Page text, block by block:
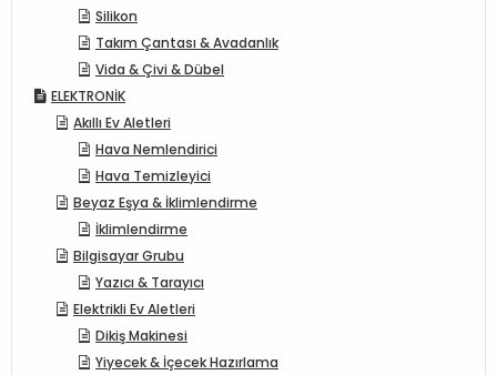
Silikon
Takım Çantası & Avadanlık
Vida & Çivi & Dübel
ELEKTRONİK
Akıllı Ev Aletleri
Hava Nemlendirici
Hava Temizleyici
Beyaz Eşya & İklimlendirme
İklimlendirme
Bilgisayar Grubu
Yazıcı & Tarayıcı
Elektrikli Ev Aletleri
Dikiş Makinesi
Yiyecek & İçecek Hazırlama